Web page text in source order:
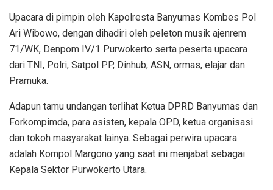
Upacara di pimpin oleh Kapolresta Banyumas Kombes Pol
Ari Wibowo, dengan dihadiri oleh peleton musik ajenrem
71/WK, Denpom IV/1 Purwokerto serta peserta upacara
dari TNI, Polri, Satpol PP, Dinhub, ASN, ormas, elajar dan
Pramuka.
Adapun tamu undangan terlihat Ketua DPRD Banyumas dan
Forkompimda, para asisten, kepala OPD, ketua organisasi
dan tokoh masyarakat lainya. Sebagai perwira upacara
adalah Kompol Margono yang saat ini menjabat sebagai
Kepala Sektor Purwokerto Utara.